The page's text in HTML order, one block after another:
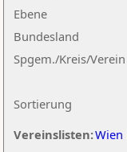
Ebene
Sortierung
Bundesland
Spgem./Kreis/Verein
Vereinslisten:Wien